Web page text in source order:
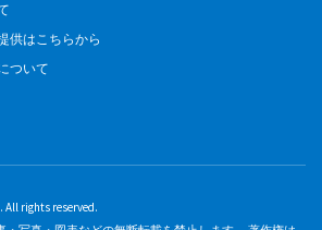
供はこちらから
ついて
All rights reserved.